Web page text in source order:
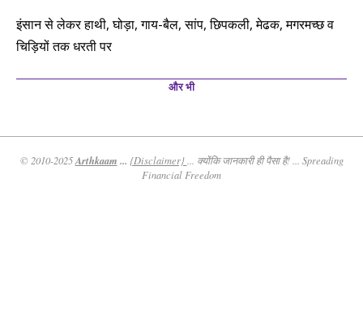
इंसान से लेकर हाथी, घोड़ा, गाय-बैल, सांप, छिपकली, मेढक, मगरमच्छ व
चिड़ियों तक धरती पर
और भी
© 2010-2025Arthkaam ... {Disclaimer}
... क्योंकि जानकारी ही पैसा है! ... Spreading
Financial Freedom